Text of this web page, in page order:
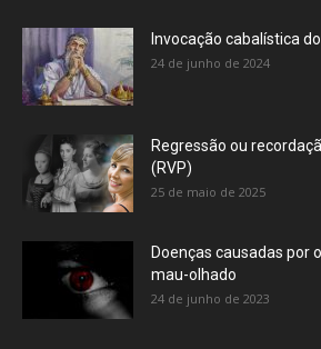
Invocação cabalística
24 de junho de 2024
Regressão ou
(RVP)
25 de maio de 2025
Doenças causadas por
mau-olhado
24 de junho de 2023